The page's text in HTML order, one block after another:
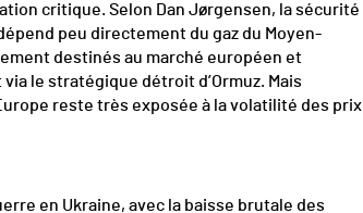
critique. Selon Dan Jørgensen, la sécurité
peu directement du gaz du Moyen-
destinés au marché européen et
le stratégique détroit d’Ormuz. Mais
reste très exposée à la volatilité des prix
en Ukraine, avec la baisse brutale des